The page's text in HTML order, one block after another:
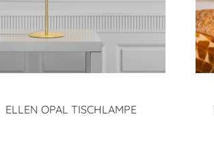
ELLEN OPAL TISCHLAMPE